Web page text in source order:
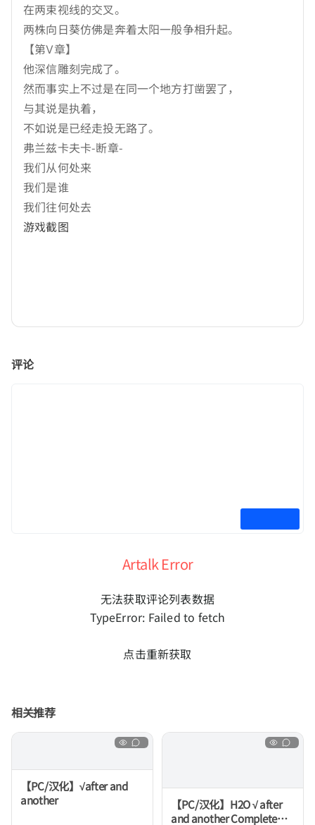
在两束视线的交叉。
两株向日葵仿佛是奔着太阳一般争相升起。
【第Ⅴ章】
他深信雕刻完成了。
然而事实上不过是在同一个地方打凿罢了，
与其说是执着，
不如说是已经走投无路了。
弗兰兹卡夫卡-断章-
我们从何处来
我们是谁
我们往何处去
游戏截图
评论
Artalk Error
无法获取评论列表数据
TypeError: Failed to fetch
点击重新获取
相关推荐
【PC/汉化】√after and
another
【PC/汉化】H2O √ after
and another Complete